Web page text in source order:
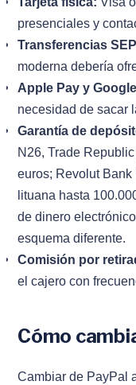
presenciales y
Transferencias
moderna debería
Apple Pay y
necesidad de sacar
Garantía de
N26, Trade
euros; Revolut
lituana hasta
de dinero
esquema diferente.
Comisión por
el cajero con
Cómo
Cambiar de PayPal